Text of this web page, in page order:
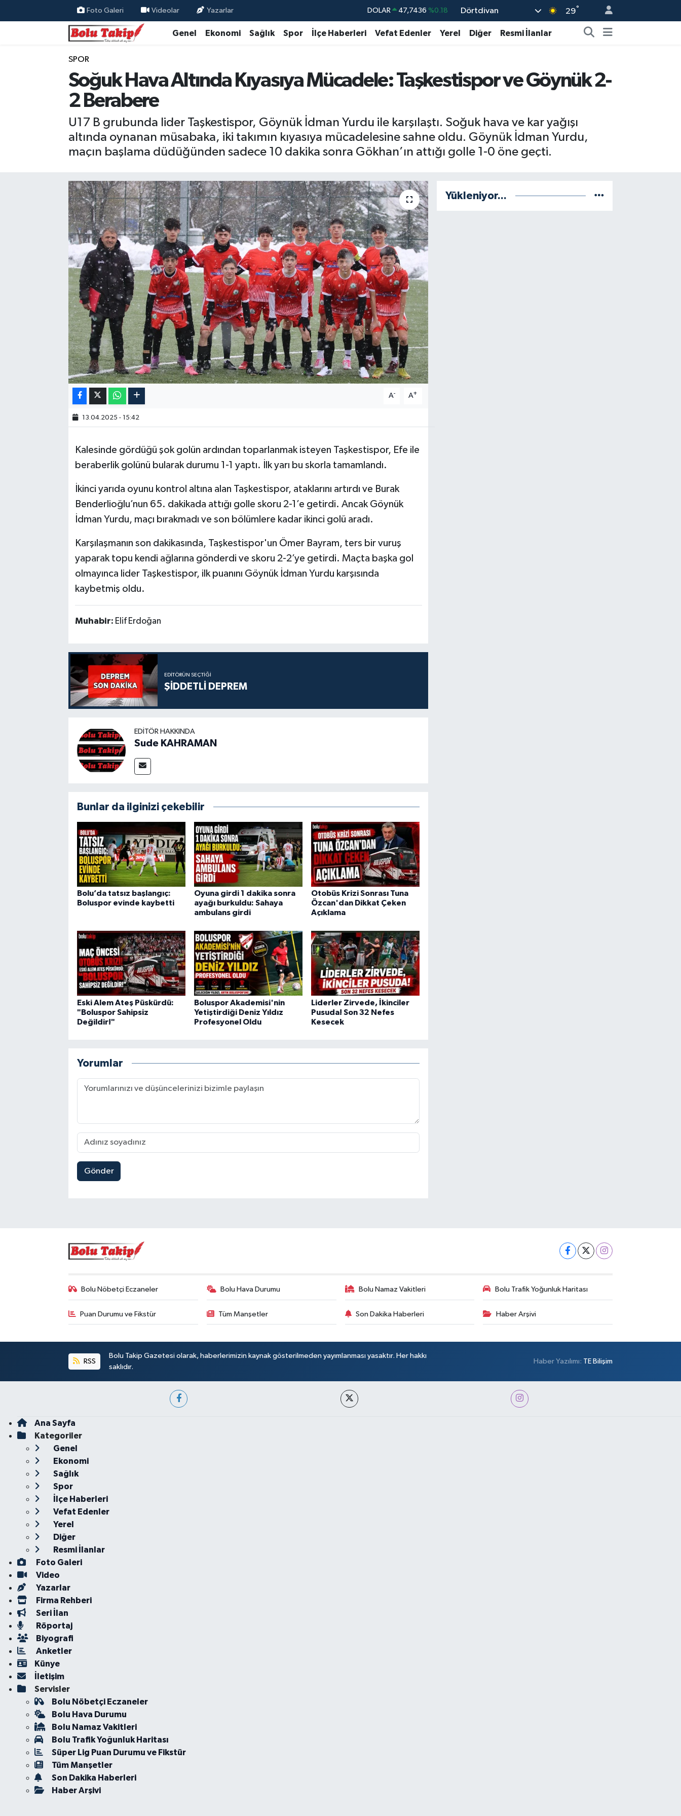
Foto Galeri Videolar Yazarlar DOLAR 47,7436 %0.18
EURO 55,2510 %0.32
BİST100 13.779 %-14
Dörtdivan 29°
Genel Ekonomi Sağlık Spor İlçe Haberleri Vefat Edenler Yerel Diğer Resmi İlanlar
SPOR
Soğuk Hava Altında Kıyasıya Mücadele: Taşkestispor ve Göynük 2-
2 Berabere
U17 B grubunda lider Taşkestispor, Göynük İdman Yurdu ile karşılaştı. Soğuk hava ve kar yağışı
altında oynanan müsabaka, iki takımın kıyasıya mücadelesine sahne oldu. Göynük İdman Yurdu,
maçın başlama düdüğünden sadece 10 dakika sonra Gökhan’ın attığı golle 1-0 öne geçti.
A- A+
13.04.2025 - 15:42
Kalesinde gördüğü şok golün ardından toparlanmak isteyen Taşkestispor, Efe ile
beraberlik golünü bularak durumu 1-1 yaptı. İlk yarı bu skorla tamamlandı.
İkinci yarıda oyunu kontrol altına alan Taşkestispor, ataklarını artırdı ve Burak
Benderlioğlu’nun 65. dakikada attığı golle skoru 2-1’e getirdi. Ancak Göynük
İdman Yurdu, maçı bırakmadı ve son bölümlere kadar ikinci golü aradı.
Karşılaşmanın son dakikasında, Taşkestispor'un Ömer Bayram, ters bir vuruş
yaparak topu kendi ağlarına gönderdi ve skoru 2-2’ye getirdi. Maçta başka gol
olmayınca lider Taşkestispor, ilk puanını Göynük İdman Yurdu karşısında
kaybetmiş oldu.
Muhabir: Elif Erdoğan
EDITÖRÜN SEÇTIĞI
ŞİDDETLİ DEPREM
EDITÖR HAKKINDA
Sude KAHRAMAN
Bunlar da ilginizi çekebilir
Bolu’da tatsız başlangıç:
Boluspor evinde kaybetti
Oyuna girdi 1 dakika sonra
ayağı burkuldu: Sahaya
ambulans girdi
Otobüs Krizi Sonrası Tuna
Özcan'dan Dikkat Çeken
Açıklama
Eski Alem Ateş Püskürdü:
"Boluspor Sahipsiz
Değildir!"
Boluspor Akademisi'nin
Yetiştirdiği Deniz Yıldız
Profesyonel Oldu
Liderler Zirvede, İkinciler
Pusuda! Son 32 Nefes
Kesecek
Yorumlar
Gönder
Yükleniyor...
Bolu Nöbetçi Eczaneler Bolu Hava Durumu Bolu Namaz Vakitleri Bolu Trafik Yoğunluk Haritası
Puan Durumu ve Fikstür Tüm Manşetler Son Dakika Haberleri Haber Arşivi
RSS
Bolu Takip Gazetesi olarak, haberlerimizin kaynak gösterilmeden yayımlanması yasaktır. Her hakkı
saklıdır.
Haber Yazılımı: TE Bilişim
Ana Sayfa
Kategoriler
Genel
Ekonomi
Sağlık
Spor
İlçe Haberleri
Vefat Edenler
Yerel
Diğer
Resmi İlanlar
Foto Galeri
Video
Yazarlar
Firma Rehberi
Seri İlan
Röportaj
Biyografi
Anketler
Künye
İletişim
Servisler
Bolu Nöbetçi Eczaneler
Bolu Hava Durumu
Bolu Namaz Vakitleri
Bolu Trafik Yoğunluk Haritası
Süper Lig Puan Durumu ve Fikstür
Tüm Manşetler
Son Dakika Haberleri
Haber Arşivi